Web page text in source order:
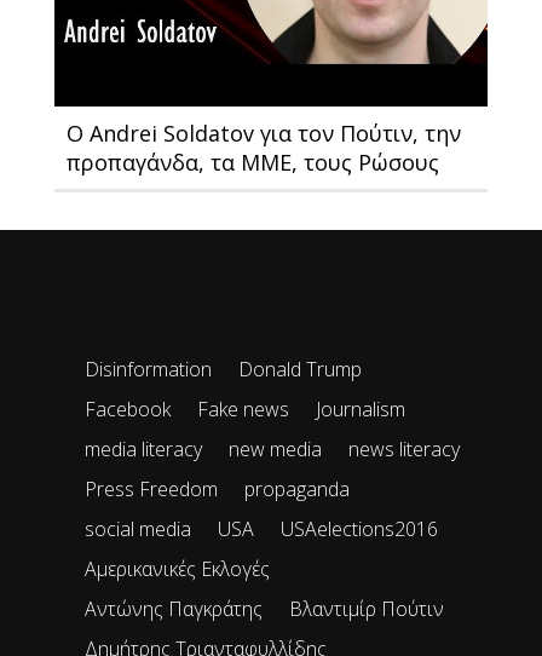
Ο Andrei Soldatov για τον Πούτιν, την
προπαγάνδα, τα ΜΜΕ, τους Ρώσους
Disinformation
Donald Trump
Facebook
Fake news
Journalism
media literacy
new media
news literacy
Press Freedom
propaganda
social media
USA
USAelections2016
Αμερικανικές Εκλογές
Αντώνης Παγκράτης
Βλαντιμίρ Πούτιν
Δημήτρης Τριανταφυλλίδης